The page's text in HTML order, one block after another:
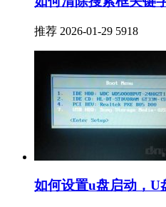
推荐 2026-01-29 5918
如何设置u盘启动，U